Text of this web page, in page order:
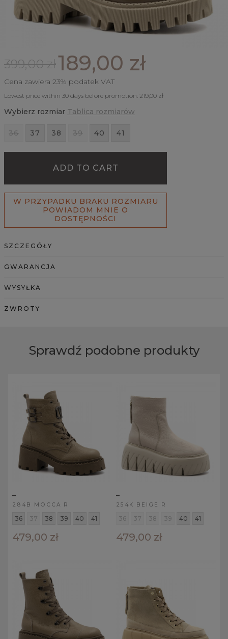
399,00 zł189,00 zł
Cena zawiera 23% podatek VAT
Lowest price within 30 days before promotion: 219,00 zł
Wybierz rozmiar Tablica rozmiarów
36 37 38 39 40 41
ADD TO CART
W PRZYPADKU BRAKU ROZMIARU
POWIADOM MNIE O
DOSTĘPNOŚCI
SZCZEGÓŁY
GWARANCJA
WYSYŁKA
ZWROTY
Sprawdź podobne produkty
284B MOCCA R
36 37 38 39 40 41
479,00 zł
254K BEIGE R
36 37 38 39 40 41
479,00 zł